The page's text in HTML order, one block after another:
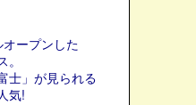
ープンした
士」が見られる
気!